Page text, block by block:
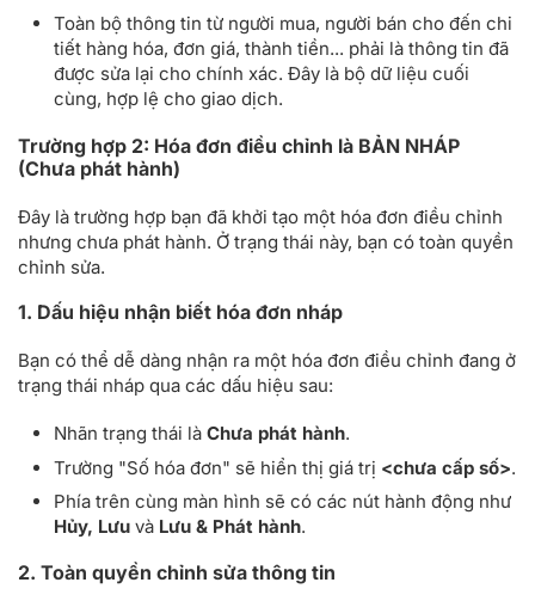
Toàn bộ thông tin từ người mua, người bán cho đến chi
tiết hàng hóa, đơn giá, thành tiền... phải là thông tin đã
được sửa lại cho chính xác. Đây là bộ dữ liệu cuối
cùng, hợp lệ cho giao dịch.
Trường hợp 2: Hóa đơn điều chỉnh là BẢN NHÁP
(Chưa phát hành)
Đây là trường hợp bạn đã khởi tạo một hóa đơn điều chỉnh
nhưng chưa phát hành. Ở trạng thái này, bạn có toàn quyền
chỉnh sửa.
1. Dấu hiệu nhận biết hóa đơn nháp
Bạn có thể dễ dàng nhận ra một hóa đơn điều chỉnh đang ở
trạng thái nháp qua các dấu hiệu sau:
Nhãn trạng thái là Chưa phát hành.
Trường "Số hóa đơn" sẽ hiển thị giá trị <chưa cấp số>.
Phía trên cùng màn hình sẽ có các nút hành động như
Hủy, Lưu và Lưu & Phát hành.
2. Toàn quyền chỉnh sửa thông tin